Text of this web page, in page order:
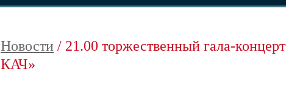
Новости / 21.00 торжественный гала-
КАЧ»